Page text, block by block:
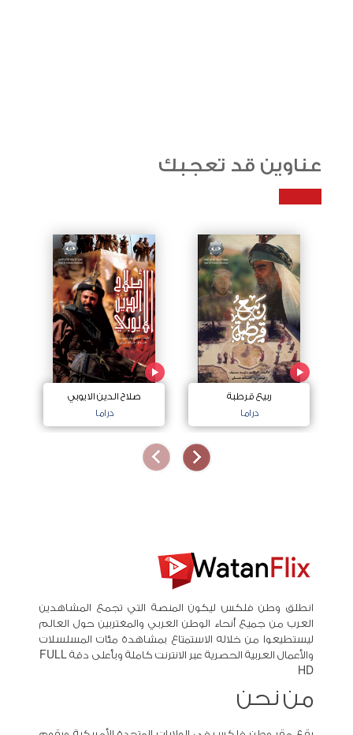
عناوين قد تعجبك
ربيع قرطبة
دراما
صلاح الدين الايوبي
دراما
انطلق وطن فلكس ليكون المنصة التي تجمع المشاهدين
العرب من جميع أنحاء الوطن العربي والمغتربين حول العالم
ليستطيعوا من خلاله الاستمتاع بمشاهدة مئات المسلسلات
والأعمال العربية الحصرية عبر الانترنت كاملة وبأعلى دقة FULL
HD
من نحن